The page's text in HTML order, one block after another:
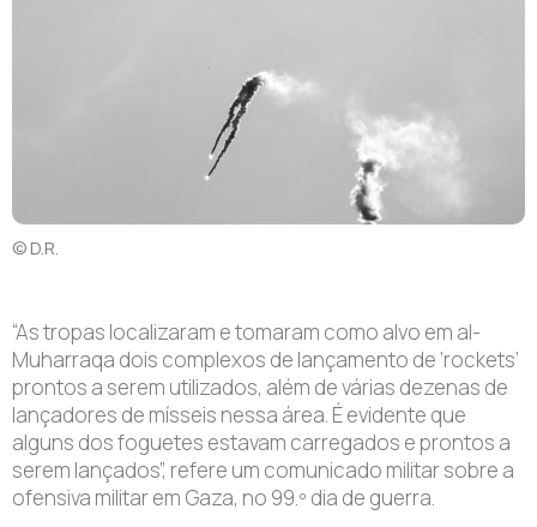
© D.R.
“As tropas localizaram e tomaram como alvo em al-
Muharraqa dois complexos de lançamento de ‘rockets’
prontos a serem utilizados, além de várias dezenas de
lançadores de mísseis nessa área. É evidente que
alguns dos foguetes estavam carregados e prontos a
serem lançados”, refere um comunicado militar sobre a
ofensiva militar em Gaza, no 99.º dia de guerra.